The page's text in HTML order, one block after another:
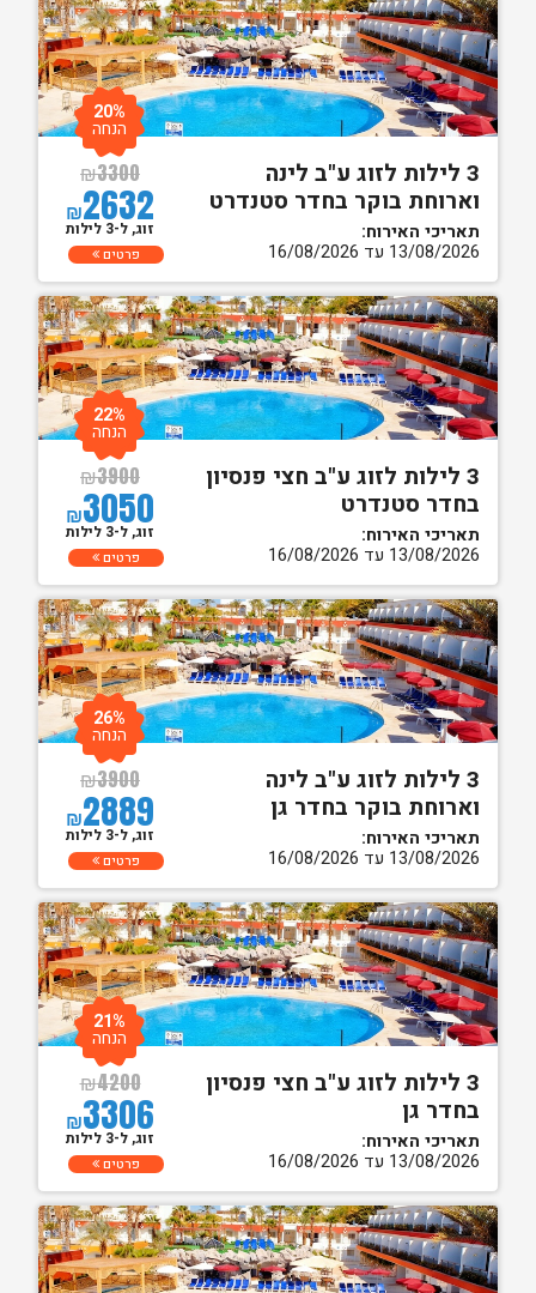
3 לילות לזוג ע"ב לינה
וארוחת בוקר בחדר סטנדרט
תאריכי האירוח:
13/08/2026 עד 16/08/2026
₪3300
₪2632
20%
הנחה
זוג, ל-3 לילות
פרטים
3 לילות לזוג ע"ב חצי פנסיון
בחדר סטנדרט
תאריכי האירוח:
13/08/2026 עד 16/08/2026
₪3900
₪3050
22%
הנחה
זוג, ל-3 לילות
פרטים
3 לילות לזוג ע"ב לינה
וארוחת בוקר בחדר גן
תאריכי האירוח:
13/08/2026 עד 16/08/2026
₪3900
₪2889
26%
הנחה
זוג, ל-3 לילות
פרטים
3 לילות לזוג ע"ב חצי פנסיון
בחדר גן
תאריכי האירוח:
13/08/2026 עד 16/08/2026
₪4200
₪3306
21%
הנחה
זוג, ל-3 לילות
פרטים